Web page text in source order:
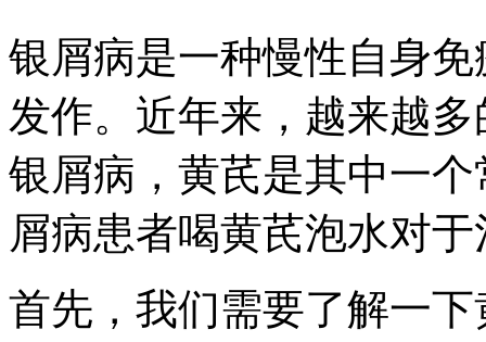
银屑病是一种慢性自身
发作。近年来，越来越
银屑病，黄芪是其中一
屑病患者喝黄芪泡水对
首先，我们需要了解一